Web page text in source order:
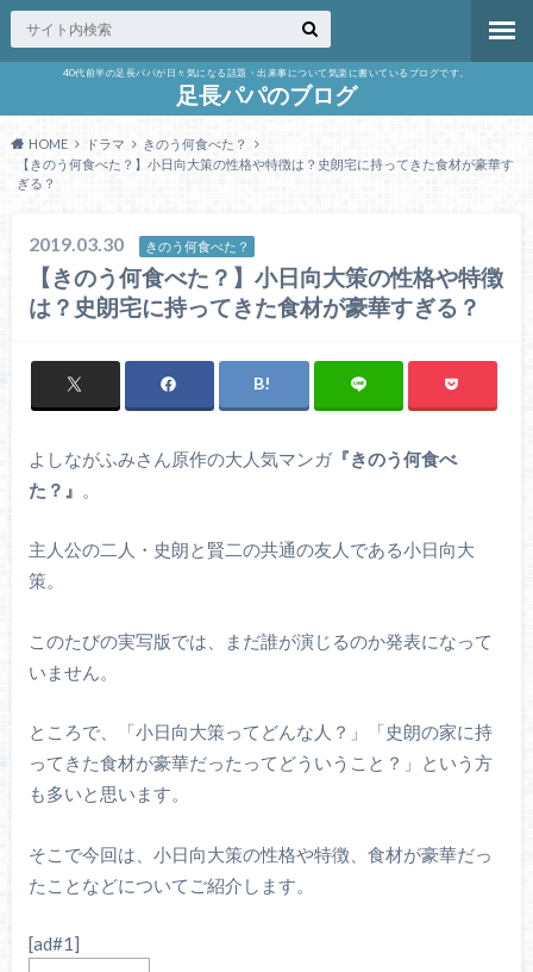
40代前半の足長パパが日々気になる話題・出来事について気楽に書いているブログです。
足長パパのブログ
HOME ドラマ
きのう何食べた？
【きのう何食べた？】小日向大策の性格や特徴は？史朗宅に持ってきた食材が豪華す
ぎる？
2019.03.30 きのう何食べた？
【きのう何食べた？】小日向大策の性格や特徴
は？史朗宅に持ってきた食材が豪華すぎる？
よしながふみさん原作の大人気マンガ『きのう何食べ
た？』 。
主人公の二人・史朗と賢二の共通の友人である小日向大
策。
このたびの実写版では、まだ誰が演じるのか発表になって
いません。
ところで、「小日向大策ってどんな人？」「史朗の家に持
ってきた食材が豪華だったってどういうこと？」という方
も多いと思います。
そこで今回は、小日向大策の性格や特徴、食材が豪華だっ
たことなどについてご紹介します。
[ad#1]